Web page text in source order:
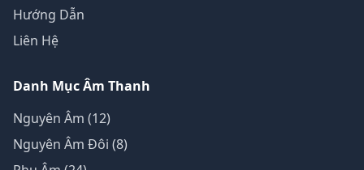
Hướng Dẫn
Liên Hệ
Danh Mục Âm Thanh
Nguyên Âm (12)
Nguyên Âm Đôi (8)